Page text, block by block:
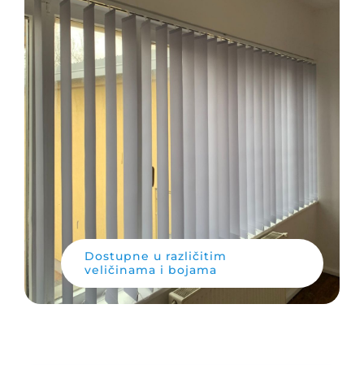
Dostupne u različitim
veličinama i bojama